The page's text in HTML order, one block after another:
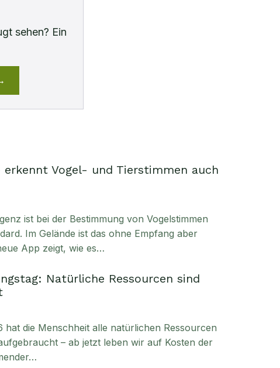
sehen? Ein
erkennt Vogel- und Tierstimmen auch
ist bei der Bestimmung von Vogelstimmen
Im Gelände ist das ohne Empfang aber
App zeigt, wie es…
Natürliche Ressourcen sind
hat die Menschheit alle natürlichen Ressourcen
– ab jetzt leben wir auf Kosten der